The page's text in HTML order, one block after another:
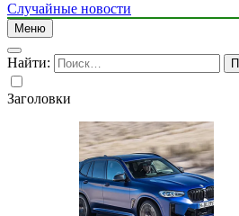
Случайные новости
Меню
Найти:
Заголовки